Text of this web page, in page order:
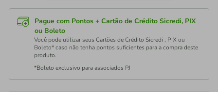
Pague com Pontos + Cartão de Crédito Sicredi, PIX
ou Boleto
Você pode utilizar seus Cartões de Crédito Sicredi , PIX ou
Boleto* caso não tenha pontos suficientes para a compra deste
produto.
*Boleto exclusivo para associados PJ